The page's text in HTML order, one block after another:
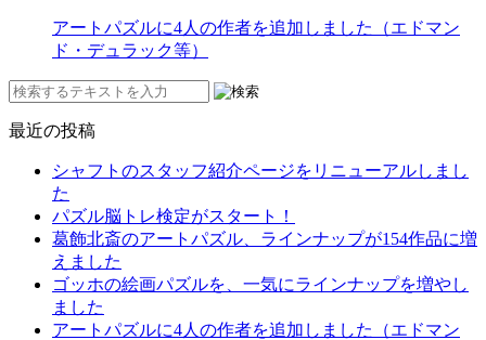
アートパズルに4人の作者を追加しました（エドマン
ド・デュラック等）
最近の投稿
シャフトのスタッフ紹介ページをリニューアルしまし
た
パズル脳トレ検定がスタート！
葛飾北斎のアートパズル、ラインナップが154作品に増
えました
ゴッホの絵画パズルを、一気にラインナップを増やし
ました
アートパズルに4人の作者を追加しました（エドマン